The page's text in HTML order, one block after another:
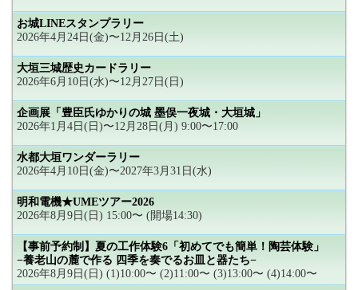
お城LINEスタンプラリー
2026年4月24日(金)〜12月26日(土)
大垣三城歴史カードラリー
2026年6月10日(水)〜12月27日(日)
企画展「豊臣氏ゆかりの城 墨俣一夜城・大垣城」
2026年1月4日(日)〜12月28日(月) 9:00〜17:00
水都大垣ワンダーラリー
2026年4月10日(金)〜2027年3月31日(水)
明和電機★UMEツアー2026
2026年8月9日(日) 15:00〜 (開場14:30)
【事前予約制】夏の工作体験6「初めてでも簡単！陶芸体験」
−養老山の麓で作る 四季を奏でるお皿と器たち−
2026年8月9日(日) (1)10:00〜 (2)11:00〜 (3)13:00〜 (4)14:00〜